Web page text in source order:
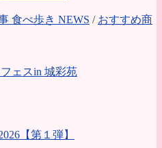
食べ歩き NEWS / おすすめ商
ェスin 城彩苑
【第１弾】